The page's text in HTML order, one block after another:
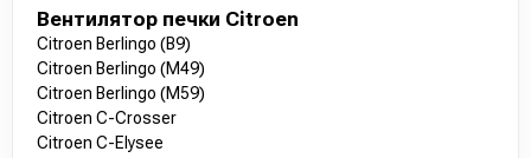
Вентилятор печки Citroen
Citroen Berlingo (B9)
Citroen Berlingo (M49)
Citroen Berlingo (M59)
Citroen C-Crosser
Citroen C-Elysee